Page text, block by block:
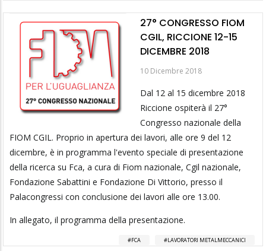
27° CONGRESSO FIOM
CGIL, RICCIONE 12-15
DICEMBRE 2018
10 Dicembre 2018
Dal 12 al 15 dicembre 2018
Riccione ospiterà il 27°
Congresso nazionale della
FIOM CGIL. Proprio in apertura dei lavori, alle ore 9 del 12
dicembre, è in programma l'evento speciale di presentazione
della ricerca su Fca, a cura di Fiom nazionale, Cgil nazionale,
Fondazione Sabattini e Fondazione Di Vittorio, presso il
Palacongressi con conclusione dei lavori alle ore 13.00.
In allegato, il programma della presentazione.
FCA LAVORATORI METALMECCANICI